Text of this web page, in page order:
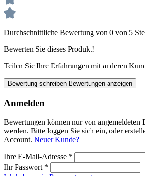
Durchschnittliche Bewertung von 0 von 5
Bewerten Sie dieses Produkt!
Teilen Sie Ihre Erfahrungen mit anderen
Bewertung schreiben Bewertungen anzeigen
Anmelden
Bewertungen können nur von angemeldeten
werden. Bitte loggen Sie sich ein, oder
Account. Neuer Kunde?
Ihre E-Mail-Adresse *
Ihr Passwort *